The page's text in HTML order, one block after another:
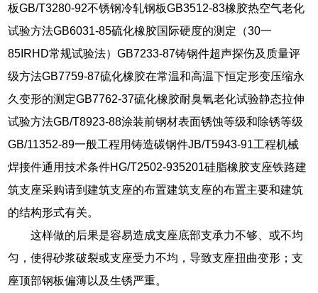
板GB/T3280-92不锈钢冷轧钢板GB3512-83橡胶热空气老化
试验方法GB6031-85硫化橡胶国际硬度的测定（30一
85IRHD常规试验法）GB7233-87铸钢件超声探伤及质量评
级方法GB7759-87硫化橡胶在常温和高温下恒定形变压缩永
久变形的测定GB7762-37硫化橡胶耐臭氧老化试验静态拉伸
试验方法GB/T8923-88涂装前钢材表面锈蚀等级和除锈等级
GB/11352-89一般工程用铸造碳钢件JB/T5943-91工程机械
焊接件通用技术条件HG/T2502-935201硅脂橡胶支座铁路建
筑支座采购请到建筑支座的布置建筑支座的布置主要和建筑
的结构形式有关。
这样做的后果是容易造成支座底部支承力不够、或不均
匀，使得砂浆破裂或支座受力不均，导致支座扭曲变形；支
座顶部钢板偏薄以及生锈严重。